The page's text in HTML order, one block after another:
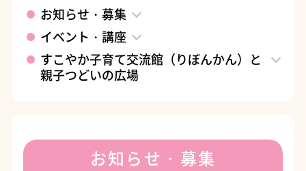
お知らせ・募集
イベント・講座
すこやか子育て交流館（りぼんかん）と
親子つどいの広場
お知らせ・募集